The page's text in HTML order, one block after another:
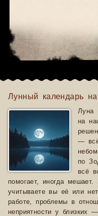
Лунный календарь на
Луна
на
—
по
всё
помогает, иногда мешает.
учитываете вы её или
работе, проблемы в
неприятности у близких